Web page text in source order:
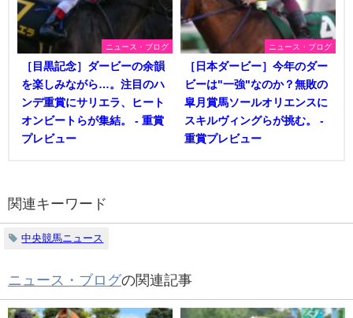
ニュース・ブログ
［目黒記念］ダービーの余韻
を楽しみながら…。注目のハ
ンデ重賞にサリエラ、ヒート
オンビートらが集結。 - 重賞
プレビュー
ニュース・ブログ
［日本ダービー］今年のダー
ビーは"一強"なのか？無敗の
皐月賞馬ソールオリエンスに
スキルヴィングらが挑む。 -
重賞プレビュー
関連キーワード
中央競馬ニュース
ニュース・ブログの関連記事